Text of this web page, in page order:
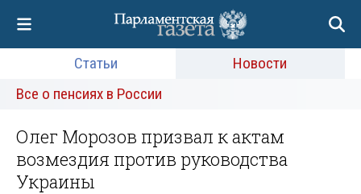
Статьи
Новости
Все о пенсиях в России
Олег Морозов призвал к актам
возмездия против руководства
Украины